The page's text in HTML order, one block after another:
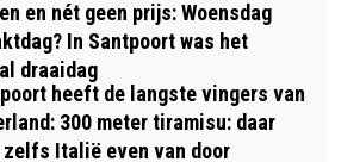
en nét geen prijs: Woensdag
In Santpoort was het
draaidag
heeft de langste vingers van
300 meter tiramisu: daar
Italië even van door